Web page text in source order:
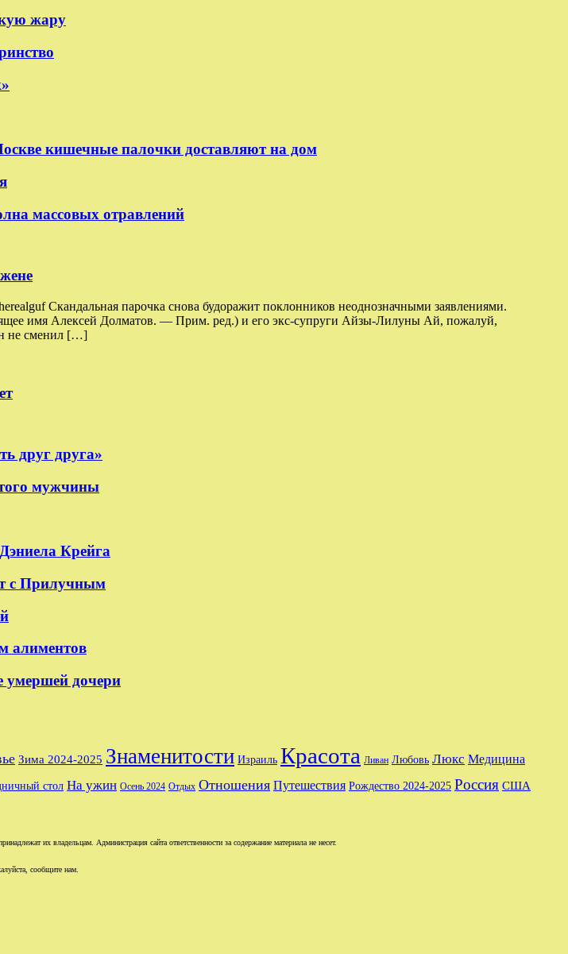
жару
кишечные палочки доставляют на дом
массовых отравлений
Скандальная парочка снова будоражит поклонников неоднозначными заявлениями.
имя Алексей Долматов. — Прим. ред.) и его экс-супруги Айзы-Лилуны Ай, пожалуй,
не сменил […]
друг друга»
мужчины
Крейга
с Прилучным
алиментов
умершей дочери
Зима 2024-2025 Знаменитости Израиль Красота Ливан Любовь Люкс Медицина
стол На ужин Осень 2024 Отдых Отношения Путешествия Рождество 2024-2025 Россия США
их владельцам. Администрация сайта ответственности за содержание материала не несет.
сообщите нам.